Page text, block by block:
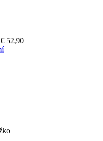
52,90